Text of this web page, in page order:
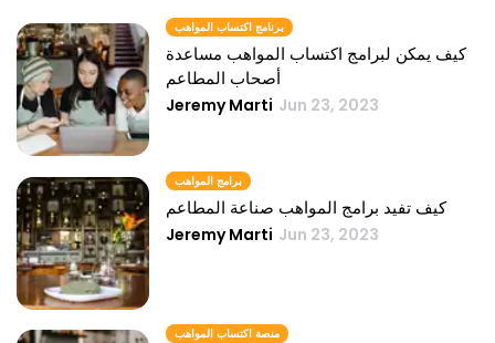
برنامج اكتساب المواهب
كيف يمكن لبرامج اكتساب المواهب مساعدة
أصحاب المطاعم
Jeremy Marti Jun 23, 2023
برامج المواهب
كيف تفيد برامج المواهب صناعة المطاعم
Jeremy Marti Jun 23, 2023
منصة اكتساب المواهب